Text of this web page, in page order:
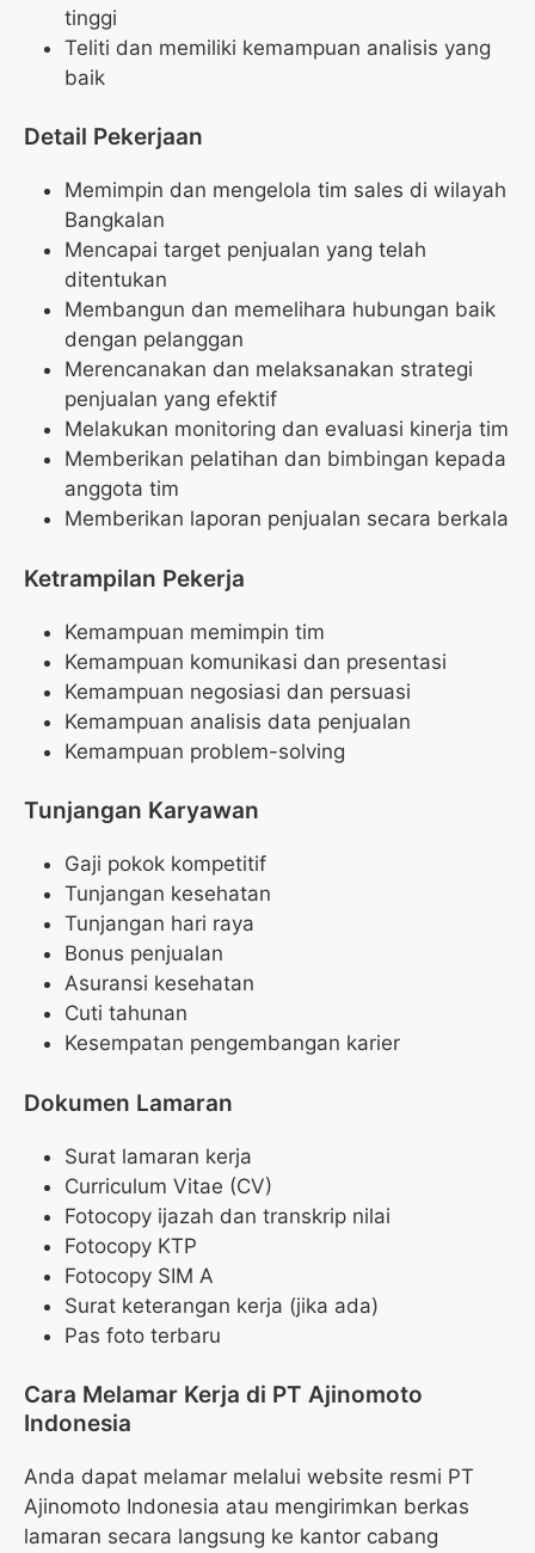
tinggi
Teliti dan memiliki kemampuan analisis yang
baik
Detail Pekerjaan
Memimpin dan mengelola tim sales di wilayah
Bangkalan
Mencapai target penjualan yang telah
ditentukan
Membangun dan memelihara hubungan baik
dengan pelanggan
Merencanakan dan melaksanakan strategi
penjualan yang efektif
Melakukan monitoring dan evaluasi kinerja tim
Memberikan pelatihan dan bimbingan kepada
anggota tim
Memberikan laporan penjualan secara berkala
Ketrampilan Pekerja
Kemampuan memimpin tim
Kemampuan komunikasi dan presentasi
Kemampuan negosiasi dan persuasi
Kemampuan analisis data penjualan
Kemampuan problem-solving
Tunjangan Karyawan
Gaji pokok kompetitif
Tunjangan kesehatan
Tunjangan hari raya
Bonus penjualan
Asuransi kesehatan
Cuti tahunan
Kesempatan pengembangan karier
Dokumen Lamaran
Surat lamaran kerja
Curriculum Vitae (CV)
Fotocopy ijazah dan transkrip nilai
Fotocopy KTP
Fotocopy SIM A
Surat keterangan kerja (jika ada)
Pas foto terbaru
Cara Melamar Kerja di PT Ajinomoto
Indonesia
Anda dapat melamar melalui website resmi PT
Ajinomoto Indonesia atau mengirimkan berkas
lamaran secara langsung ke kantor cabang